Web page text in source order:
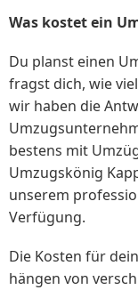
Was kostet ein
Du planst einen
fragst dich, wie
wir haben die
bestens mit
Umzugskönig
unserem
Verfügung.
Die Kosten für
hängen von